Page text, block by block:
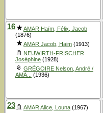
16
AMAR Haïm, Félix, Jacob
(1876)
AMAR Jacob, Haim (1913)
NEUWIRTH-FRISCHER
Joséphine (1928)
GRÉGOIRE Nelson, André /
AMA...
(1936)
23 AMAR Alice, Louna (1967)